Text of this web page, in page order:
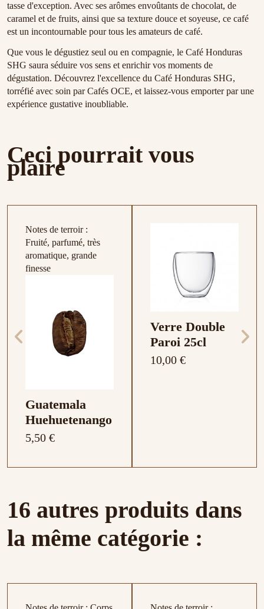
tasse d'exception. Avec ses arômes envoûtants de chocolat, de
caramel et de fruits, ainsi que sa texture douce et soyeuse, ce café
est un incontournable pour tous les amateurs de café.
Que vous le dégustiez seul ou en compagnie, le Café Honduras
SHG saura séduire vos sens et enrichir vos moments de
dégustation. Découvrez l'excellence du Café Honduras SHG,
torréfié avec soin par Cafés OCE, et laissez-vous emporter par une
expérience gustative inoubliable.
Ceci pourrait vous
plaire
Notes de terroir :
Fruité, parfumé, très
aromatique, grande
finesse
Guatemala
Huehuetenango
5,50 €
Verre Double
Paroi 25cl
10,00 €
16 autres produits dans
la même catégorie :